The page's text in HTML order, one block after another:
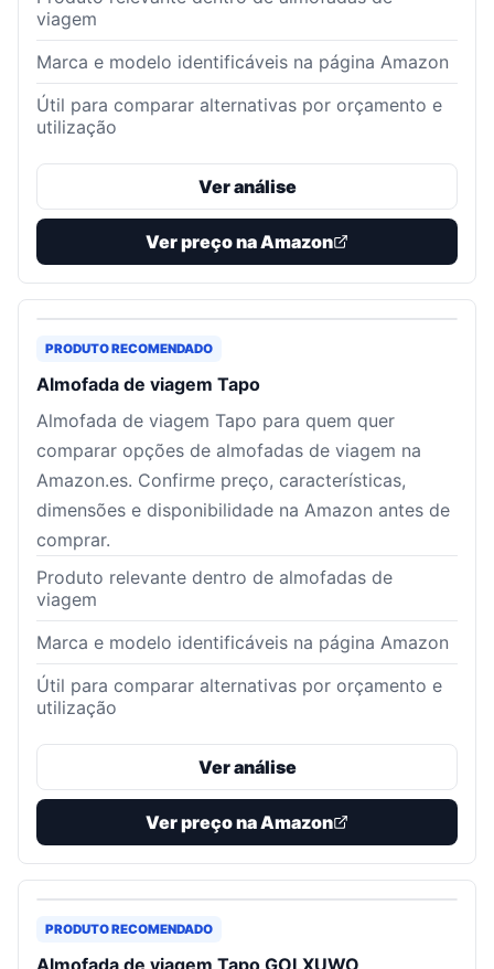
viagem
Marca e modelo identificáveis na página Amazon
Útil para comparar alternativas por orçamento e
utilização
Ver análise
Ver preço na Amazon
PRODUTO RECOMENDADO
Almofada de viagem Tapo
Almofada de viagem Tapo para quem quer
comparar opções de almofadas de viagem na
Amazon.es. Confirme preço, características,
dimensões e disponibilidade na Amazon antes de
comprar.
Produto relevante dentro de almofadas de
viagem
Marca e modelo identificáveis na página Amazon
Útil para comparar alternativas por orçamento e
utilização
Ver análise
Ver preço na Amazon
PRODUTO RECOMENDADO
Almofada de viagem Tapo GOLXUWO